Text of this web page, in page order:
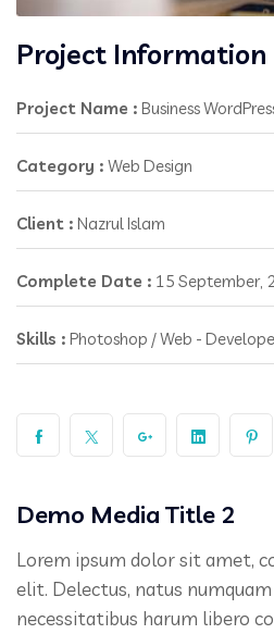
Project Information
Project Name : Business
Category : Web Design
Client : Nazrul Islam
Complete Date : 15 September,
Skills : Photoshop / Web -
Demo Media Title 2
Lorem ipsum dolor sit amet,
elit. Delectus, natus
necessitatibus harum libero